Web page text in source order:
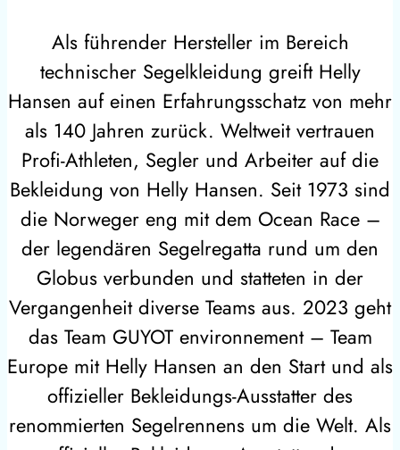
Als führender Hersteller im Bereich
technischer Segelkleidung greift Helly
Hansen auf einen Erfahrungsschatz von mehr
als 140 Jahren zurück. Weltweit vertrauen
Profi-Athleten, Segler und Arbeiter auf die
Bekleidung von Helly Hansen. Seit 1973 sind
die Norweger eng mit dem Ocean Race –
der legendären Segelregatta rund um den
Globus verbunden und statteten in der
Vergangenheit diverse Teams aus. 2023 geht
das Team GUYOT environnement – Team
Europe mit Helly Hansen an den Start und als
offizieller Bekleidungs-Ausstatter des
renommierten Segelrennens um die Welt. Als